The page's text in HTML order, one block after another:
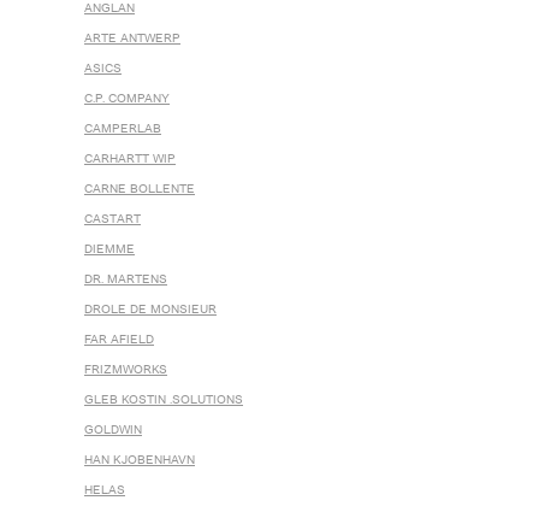
ANGLAN
ARTE ANTWERP
ASICS
C.P. COMPANY
CAMPERLAB
CARHARTT WIP
CARNE BOLLENTE
CASTART
DIEMME
DR. MARTENS
DROLE DE MONSIEUR
FAR AFIELD
FRIZMWORKS
GLEB KOSTIN .SOLUTIONS
GOLDWIN
HAN KJOBENHAVN
HELAS